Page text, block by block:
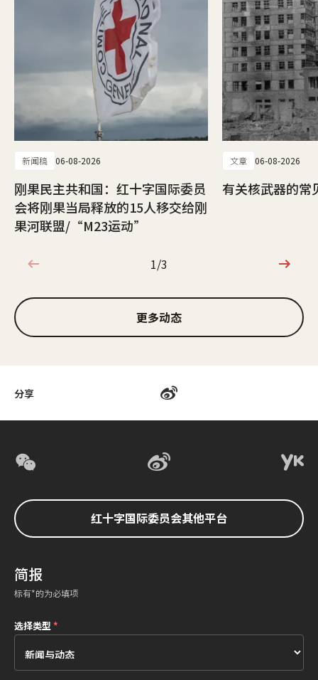
分享
新闻稿 06-08-2026
刚果民主共和国：红十字国际委员
会将刚果当局释放的15人移交给刚
果河联盟/“M23运动”
文章 06-08-2026
有关核武器的常
1/3
1/3
更多动态
红十字国际委员会其他平台
简报
标有*的为必填项
选择类型*